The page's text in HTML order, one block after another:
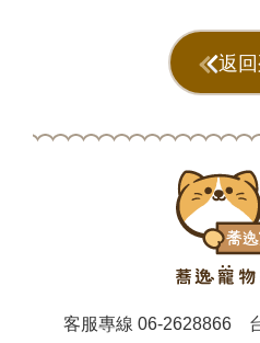
返
客服專線06-2628866